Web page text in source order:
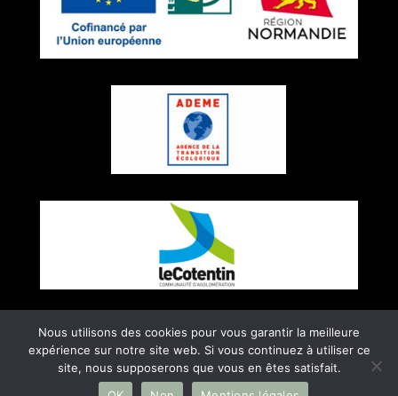
Création site internet :Myriam Corbet
Webcommunication–Mentions légales
Nous utilisons des cookies pour vous garantir la meilleure
expérience sur notre site web. Si vous continuez à utiliser ce
site, nous supposerons que vous en êtes satisfait.